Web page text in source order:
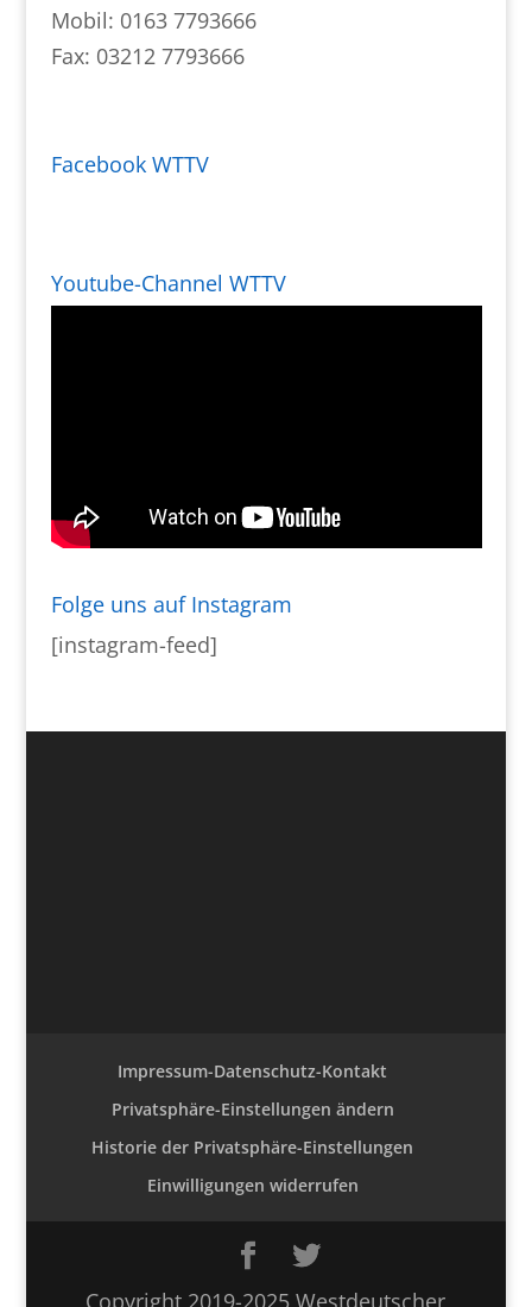
Mobil: 0163 7793666
Fax: 03212 7793666
Facebook WTTV
Youtube-Channel WTTV
Folge uns auf Instagram
[instagram-feed]
Impressum-Datenschutz-Kontakt
Privatsphäre-Einstellungen ändern
Historie der Privatsphäre-Einstellungen
Einwilligungen widerrufen
Copyright 2019-2025 Westdeutscher